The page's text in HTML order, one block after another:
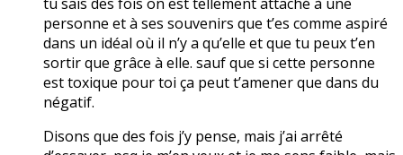
personne et à ses souvenirs que t’es comme aspiré
dans un idéal où il n’y a qu’elle et que tu peux t’en
sortir que grâce à elle. sauf que si cette personne
est toxique pour toi ça peut t’amener que dans du
négatif.
Disons que des fois j’y pense, mais j’ai arrêté